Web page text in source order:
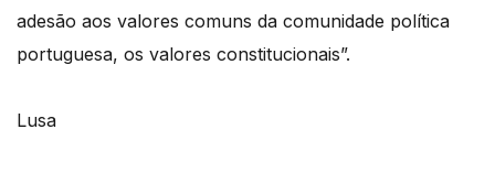
adesão aos valores comuns da comunidade política
portuguesa, os valores constitucionais”.
Lusa